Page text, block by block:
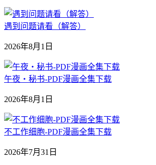
遇到问题请看（解答）
2026年8月1日
午夜‧秘书-PDF漫画全集下载
2026年8月1日
不工作细胞-PDF漫画全集下载
2026年7月31日